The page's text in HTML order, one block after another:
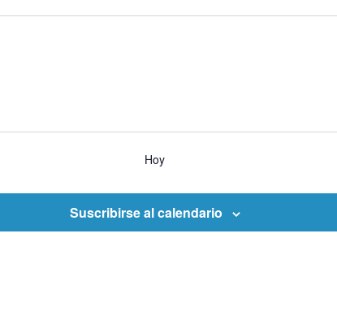
Hoy
Suscribirse al calendario